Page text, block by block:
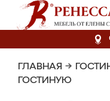
ГЛАВНАЯ →
ГОСТИНУЮ